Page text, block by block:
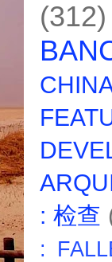
(312)
: 检查
: